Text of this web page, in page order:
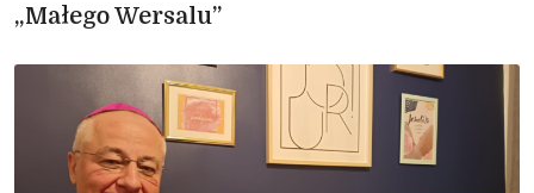
„Małego Wersalu”